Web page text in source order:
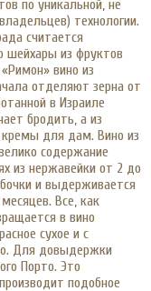
по уникальной, не
технологии.
считается
шейхары из фруктов
вино из
отделяют зерна от
в Израиле
бродить, а из
для дам. Вино из
содержание
из нержавейки от 2 до
и выдерживается
Все, как
в вино
сухое и с
Для довыдержки
Порто. Это
подобное